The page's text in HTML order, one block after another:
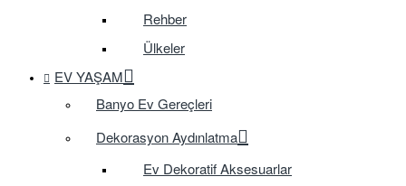
Rehber
Ülkeler
EV YAŞAM
Banyo Ev Gereçleri
Dekorasyon Aydınlatma
Ev Dekoratif Aksesuarlar